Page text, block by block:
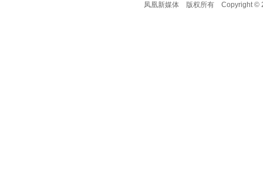
凤凰新媒体
版权所有 Copyright ©